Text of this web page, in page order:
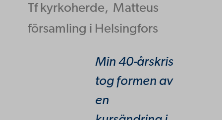
Tf kyrkoherde, Matteus
församling i Helsingfors
Min 40-årskris
tog formen av
en